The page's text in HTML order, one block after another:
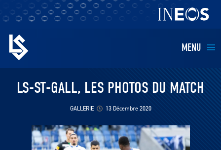
MENU
EQUIPES
LS-ST-GALL, LES PHOTOS DU MATCH
GALLERIE 13 Décembre 2020